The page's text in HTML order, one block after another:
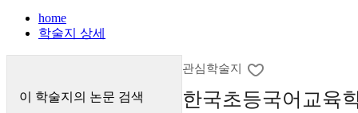
home
학술지 상세
이 학술지의 논문 검색
관심학술지
한국초등국어교육